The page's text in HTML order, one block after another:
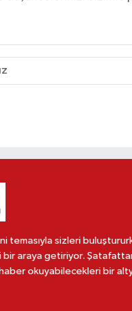
temasıyla sizleri
bir araya getiriyor.
haber okuyabilecekleri bir